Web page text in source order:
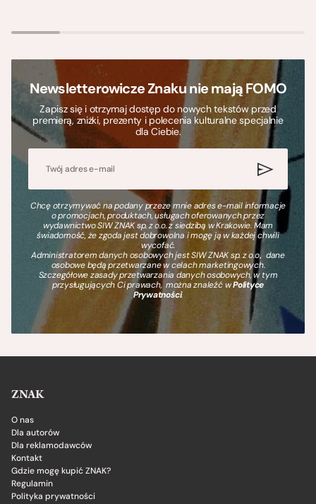
Newsletterowicze Znaku nie mają FOMO
Zapisz się i otrzymaj dostęp do nowych tekstów przed
premierą, zniżki, prezenty i polecenia kulturalne specjalnie
dla Ciebie.
Chcę otrzymywać na podany przeze mnie adres e-mail informacje
o promocjach, produktach, usługach oferowanych przez
wydawnictwo SIW ZNAK sp. z o.o. z siedzibą w Krakowie. Mam
świadomość, że zgoda jest dobrowolna i mogę ją w każdej chwili
wycofać.
Administratorem danych osobowych jest SIW ZNAK sp. z o.o., dane
osobowe będą przetwarzane w celach marketingowych.
Szczegółowe zasady przetwarzania danych osobowych, w tym
przysługujących Ci prawach, można znaleźć wPolityce
Prywatności.
ZNAK
O nas
Dla autorów
Dla reklamodawców
Kontakt
Gdzie mogę kupić ZNAK?
Regulamin
Polityka prywatności